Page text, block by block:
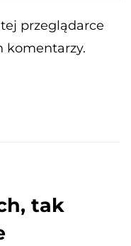
przeglądarce
komentarzy.
tak